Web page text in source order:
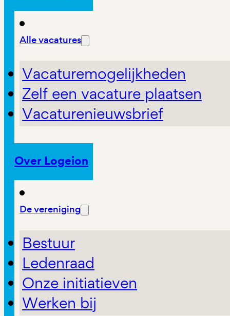
Alle vacatures
Vacaturemogelijkheden
Zelf een vacature plaatsen
Vacaturenieuwsbrief
Over Logeion
De vereniging
Bestuur
Ledenraad
Onze initiatieven
Werken bij